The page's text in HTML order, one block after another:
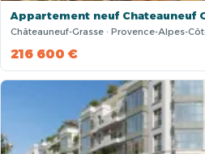
Appartement neuf Chateauneuf
Châteauneuf-Grasse · Provence-Alpes-
216 600 €